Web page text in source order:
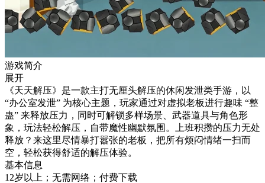
游戏简介
展开
《天天解压》是一款主打无厘头解压的休闲发泄类手游，以
“办公室发泄” 为核心主题，玩家通过对虚拟老板进行趣味 “整
蛊” 来释放压力，同时可解锁多样场景、武器道具与角色形
象，玩法轻松解压，自带魔性幽默氛围。上班积攒的压力无处
释放？来这里尽情暴打嚣张的老板，把所有烦闷情绪一扫而
空，轻松获得舒适的解压体验。
基本信息
12岁以上；无需网络；付费下载